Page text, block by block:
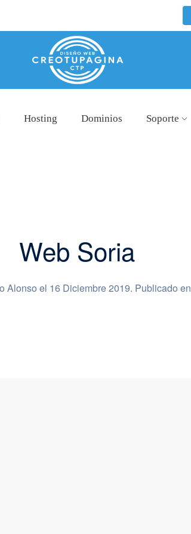
Hosting Dominios Soporte
Web Soria
Alonso el 16 Diciembre 2019. Publicado en